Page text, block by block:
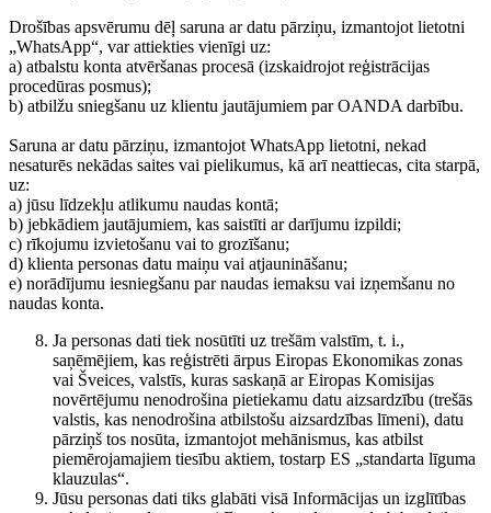
Drošības apsvērumu dēļ saruna ar datu pārziņu, izmantojot lietotni
„WhatsApp“, var attiekties vienīgi uz:
a) atbalstu konta atvēršanas procesā (izskaidrojot reģistrācijas
procedūras posmus);
b) atbilžu sniegšanu uz klientu jautājumiem par OANDA darbību.
Saruna ar datu pārziņu, izmantojot WhatsApp lietotni, nekad
nesaturēs nekādas saites vai pielikumus, kā arī neattiecas, cita starpā,
uz:
a) jūsu līdzekļu atlikumu naudas kontā;
b) jebkādiem jautājumiem, kas saistīti ar darījumu izpildi;
c) rīkojumu izvietošanu vai to grozīšanu;
d) klienta personas datu maiņu vai atjaunināšanu;
e) norādījumu iesniegšanu par naudas iemaksu vai izņemšanu no
naudas konta.
Ja personas dati tiek nosūtīti uz trešām valstīm, t. i.,
saņēmējiem, kas reģistrēti ārpus Eiropas Ekonomikas zonas
vai Šveices, valstīs, kuras saskaņā ar Eiropas Komisijas
novērtējumu nenodrošina pietiekamu datu aizsardzību (trešās
valstis, kas nenodrošina atbilstošu aizsardzības līmeni), datu
pārziņš tos nosūta, izmantojot mehānismus, kas atbilst
piemērojamajiem tiesību aktiem, tostarp ES „standarta līguma
klauzulas“.
Jūsu personas dati tiks glabāti visā Informācijas un izglītības